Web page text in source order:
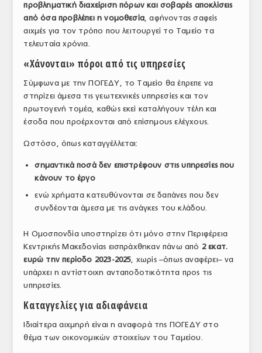
ΕΛΛΗΝΙΚΗ ΝΟΜΟΘΕΣΙΑ
ΕΥΡΩΠΑΪΚΗ ΝΟΜΟΘΕΣΙΑ
ΤΟ ΠΕΡΙΟΔΙΚΟ
Profile
ΑΡΧΕΙΟ ΤΕΥΧΩΝ
ΣΥΝΕΔΡΙΟ ΚΡΕΑΤΟΣ
προβληματική διαχείριση πόρων και σοβαρές αποκλίσεις
από όσα προβλέπει η νομοθεσία, αφήνοντας σαφείς
αιχμές για τον τρόπο που λειτουργεί το Ταμείο τα
τελευταία χρόνια.
«Χάνονται» πόροι από τις υπηρεσίες
Σύμφωνα με την ΠΟΓΕΔΥ, το Ταμείο θα έπρεπε να
στηρίζει άμεσα τις γεωτεχνικές υπηρεσίες και τον
πρωτογενή τομέα, καθώς εκεί καταλήγουν τέλη και
έσοδα που προέρχονται από επίσημους ελέγχους.
Ωστόσο, όπως καταγγέλλεται:
σημαντικά ποσά δεν επιστρέφουν στις υπηρεσίες που
κάνουν το έργο
ενώ χρήματα κατευθύνονται σε δαπάνες που δεν
συνδέονται άμεσα με τις ανάγκες του κλάδου.
Η Ομοσπονδία υποστηρίζει ότι μόνο στην Περιφέρεια
Κεντρικής Μακεδονίας εισπράχθηκαν πάνω από 2 εκατ.
ευρώ την περίοδο 2023-2025, χωρίς –όπως αναφέρει– να
υπάρχει η αντίστοιχη ανταποδοτικότητα προς τις
υπηρεσίες.
Καταγγελίες για αδιαφάνεια
Ιδιαίτερα αιχμηρή είναι η αναφορά της ΠΟΓΕΔΥ στο
θέμα των οικονομικών στοιχείων του Ταμείου.